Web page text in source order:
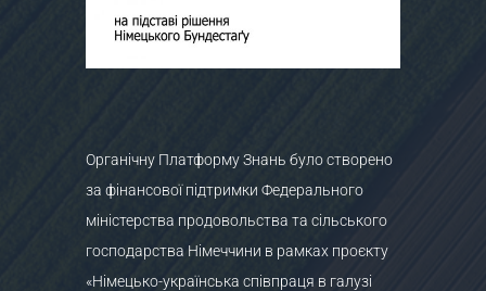
Органічну Платформу Знань було створено
за фінансової підтримки Федерального
міністерства продовольства та сільського
господарства Німеччини в рамках проєкту
«Німецько-українська співпраця в галузі